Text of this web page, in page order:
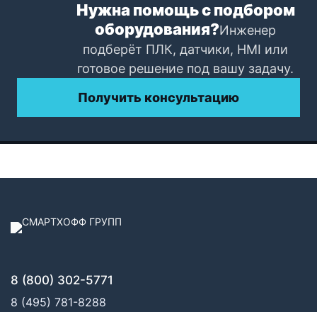
Нужна помощь с подбором
оборудования?Инженер
подберёт ПЛК, датчики, HMI или
готовое решение под вашу задачу.
Получить консультацию
8 (800) 302-5771
8 (495) 781-8288